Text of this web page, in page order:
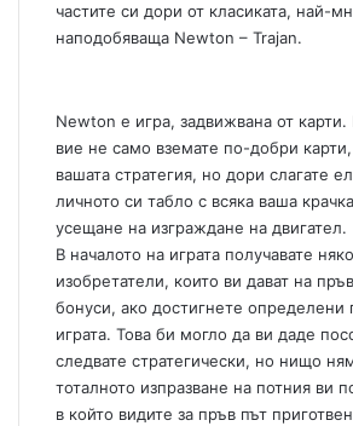
частите си дори от класиката, най-
наподобяваща Newton – Trajan.
Newton e игра, задвижвана от
вие не само вземате по-добри
вашата стратегия, но дори слагате
личното си табло с всяка ваша
усещане на изграждане на двигател.
В началото на играта получавате
изобретатели, които ви дават на
бонуси, ако достигнете определени
играта. Това би могло да ви даде
следвате стратегически, но нищо
тоталното изпразване на потния ви
в който видите за пръв път